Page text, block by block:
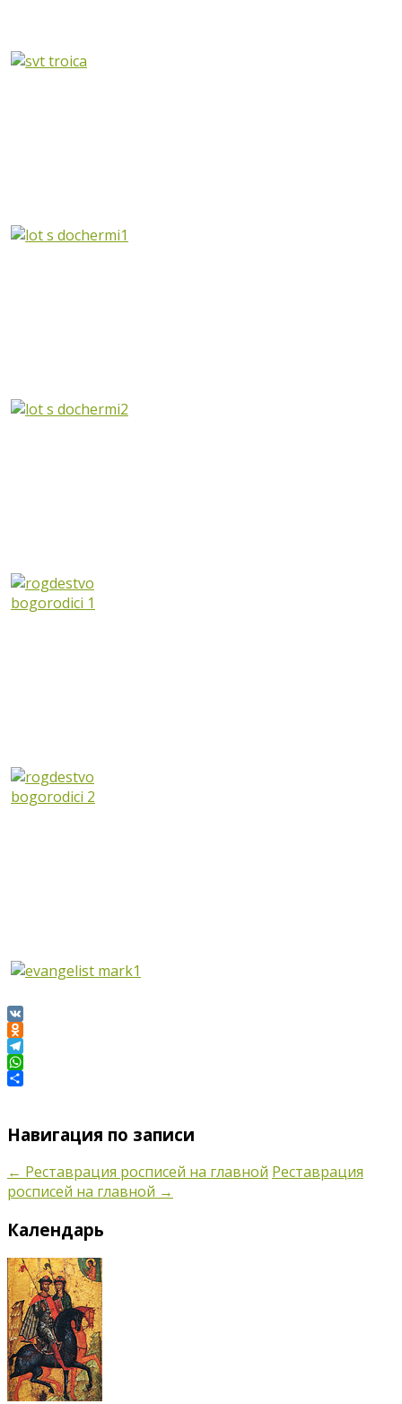
VK
Odnoklassniki
Telegram
WhatsApp
Навигация по записи
← Реставрация росписей на главной Реставрация
росписей на главной →
Календарь